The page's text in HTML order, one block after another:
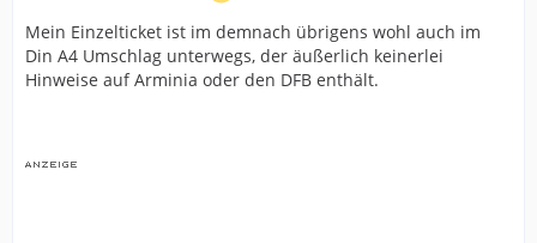
Mein Einzelticket ist im demnach übrigens wohl auch im
Din A4 Umschlag unterwegs, der äußerlich keinerlei
Hinweise auf Arminia oder den DFB enthält.